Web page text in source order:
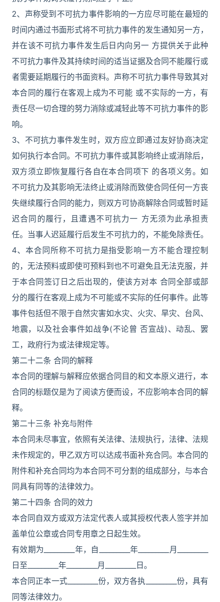
2、声称受到不可抗力事件影响的一方应尽可能在最短的
时间内通过书面形式将不可抗力事件的发生通知另一方，
并在该不可抗力事件发生后日内向另一 方提供关于此种
不可抗力事件及其持续时间的适当证据及合同不能履行或
者需要延期履行的书面资料。声称不可抗力事件导致其对
本合同的履行在客观上成为不可能 或不实际的一方，有
责任尽一切合理的努力消除或减轻此等不可抗力事件的影
响。
3、不可抗力事件发生时，双方应立即通过友好协商决定
如何执行本合同。不可抗力事件或其影响终止或消除后，
双方须立即恢复履行各自在本合同项下 的各项义务。如
不可抗力及其影响无法终止或消除而致使合同任何一方丧
失继续履行合同的能力，则双方可协商解除合同或暂时延
迟合同的履行，且遭遇不可抗力一 方无须为此承担责
任。当事人迟延履行后发生不可抗力的，不能免除责任。
4、本合同所称不可抗力是指受影响一方不能合理控制
的，无法预料或即使可预料到也不可避免且无法克服，并
于本合同签订日之后出现的，使该方对本 合同全部或部
分的履行在客观上成为不可能或不实际的任何事件。此等
事件包括但不限于自然灾害如水灾、火灾、旱灾、台风、
地震，以及社会事件如战争(不论曾 否宣战)、动乱、罢
工，政府行为或法律规定等。
第二十二条 合同的解释
本合同的理解与解释应依据合同目的和文本原义进行，本
合同的标题仅是为了阅读方便而设，不应影响本合同的解
释。
第二十三条 补充与附件
本合同未尽事宜，依照有关法律、法规执行，法律、法规
未作规定的，甲乙双方可以达成书面补充合同。本合同的
附件和补充合同均为本合同不可分割的组成部分，与本合
同具有同等的法律效力。
第二十四条 合同的效力
本合同自双方或双方法定代表人或其授权代表人签字并加
盖单位公章或合同专用章之日起生效。
有效期为_________年，自_________年_________月_________
日至_________年_________月_________日。
本合同正本一式_________份，双方各执_________份，具有
同等法律效力。